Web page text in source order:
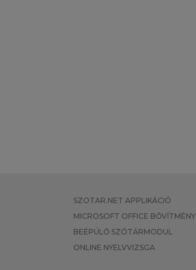
SZOTAR.NET APPLIKÁCIÓ
MICROSOFT OFFICE BŐVÍTMÉNY
BEÉPÜLŐ SZÓTÁRMODUL
ONLINE NYELVVIZSGA